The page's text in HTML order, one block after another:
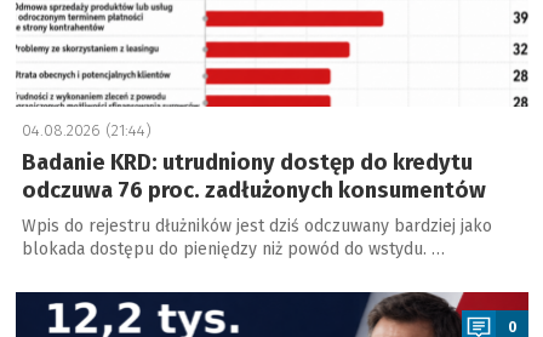
04.08.2026 (21:44)
Badanie KRD: utrudniony dostęp do kredytu
odczuwa 76 proc. zadłużonych konsumentów
Wpis do rejestru dłużników jest dziś odczuwany bardziej jako
blokada dostępu do pieniędzy niż powód do wstydu. …
a
0